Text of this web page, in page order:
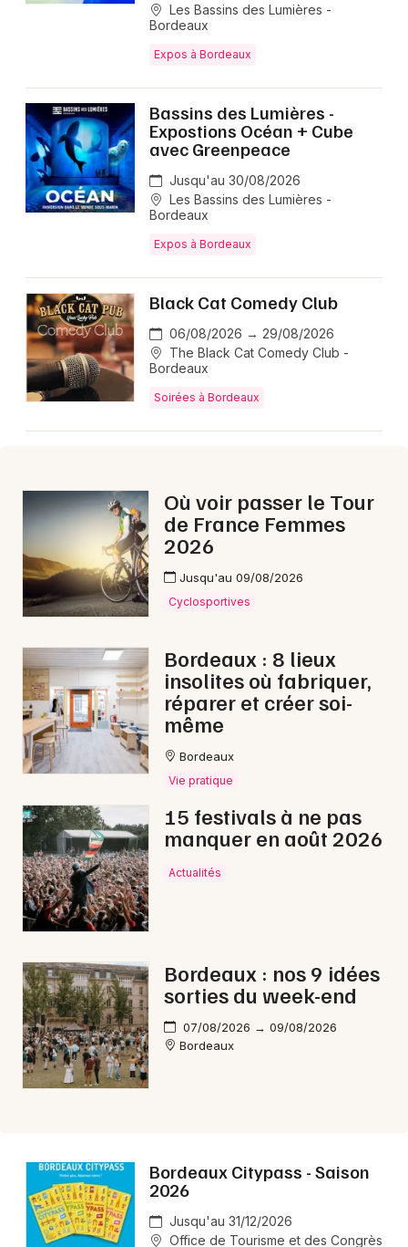
Les Bassins des Lumières -
Bordeaux
Expos à Bordeaux
Bassins des Lumières -
Expostions Océan + Cube
avec Greenpeace
Jusqu'au 30/08/2026
Les Bassins des Lumières -
Bordeaux
Expos à Bordeaux
Black Cat Comedy Club
06/08/2026 → 29/08/2026
The Black Cat Comedy Club -
Bordeaux
Soirées à Bordeaux
Où voir passer le Tour
de France Femmes
2026
Jusqu'au 09/08/2026
Cyclosportives
Bordeaux : 8 lieux
insolites où fabriquer,
réparer et créer soi-
même
Bordeaux
Vie pratique
15 festivals à ne pas
manquer en août 2026
Actualités
Bordeaux : nos 9 idées
sorties du week-end
07/08/2026 → 09/08/2026
Bordeaux
Bordeaux Citypass - Saison
2026
Jusqu'au 31/12/2026
Office de Tourisme et des Congrès